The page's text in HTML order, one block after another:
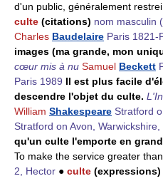
d'un public, généralement
culte (citations) nom masculin (
Charles Baudelaire Paris 1821-
images (ma grande, mon
cœur mis à nu Samuel Beckett
Paris 1989 Il est plus facile
descendre l'objet du culte.
William Shakespeare Stratford
Stratford on Avon, Warwickshire,
qu'un culte l'emporte en
To make the service greater
2, Hector ● culte (expressions)